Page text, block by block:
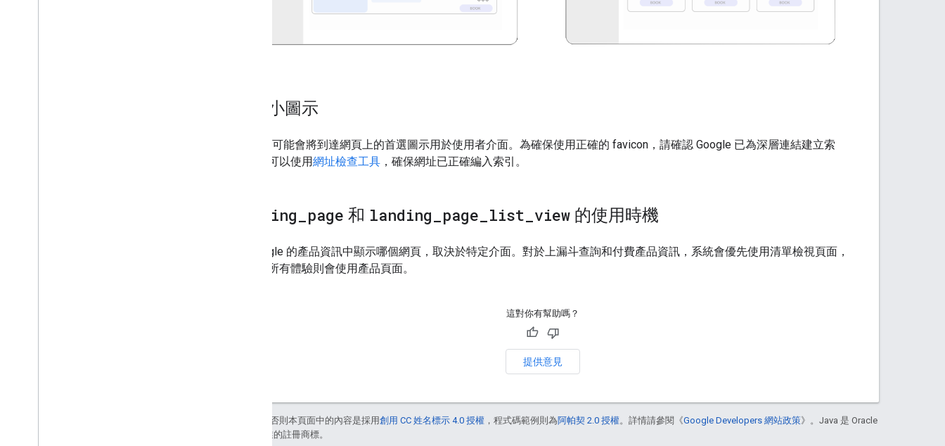
網站小圖示
Google 可能會將到達網頁上的首選圖示用於使用者介面。為確保使用正確的 favicon，請確認 Google 已為深層連結建立索
引。你可以使用網址檢查工具 ，確保網址已正確編入索引。
landing page 和 landing page list view 的使用時機
在 Google 的產品資訊中顯示哪個網頁，取決於特定介面。對於上漏斗查詢和付費產品資訊，系統會優先使用清單檢視頁面，
而其他所有體驗則會使用產品頁面。
這對你有幫助嗎？
提供意見
除非另有註明，否則本頁面中的內容是採用創用 CC 姓名標示 4.0 授權 ，程式碼範例則為阿帕契 2.0 授權。詳情請參閱《Google Developers 網站政策》。Java 是 Oracle
和/或其關聯企業的註冊商標。